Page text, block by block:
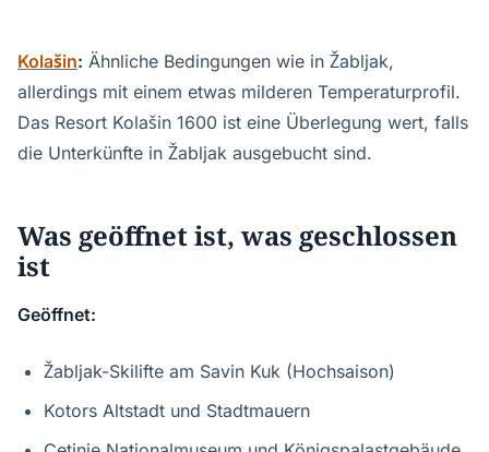
Kolašin: Ähnliche Bedingungen wie in Žabljak,
allerdings mit einem etwas milderen Temperaturprofil.
Das Resort Kolašin 1600 ist eine Überlegung wert, falls
die Unterkünfte in Žabljak ausgebucht sind.
Was geöffnet ist, was geschlossen
ist
Geöffnet:
Žabljak-Skilifte am Savin Kuk (Hochsaison)
Kotors Altstadt und Stadtmauern